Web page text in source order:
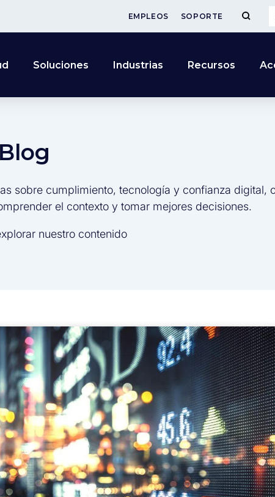
EMPLEOS SOPORTE
Soluciones Industrias Recursos
Blog
sobre cumplimiento, tecnología y confianza digital,
el contexto y tomar mejores decisiones.
nuestro contenido